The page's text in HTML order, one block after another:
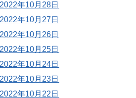
年10月28日
年10月27日
年10月26日
年10月25日
年10月24日
年10月23日
年10月22日